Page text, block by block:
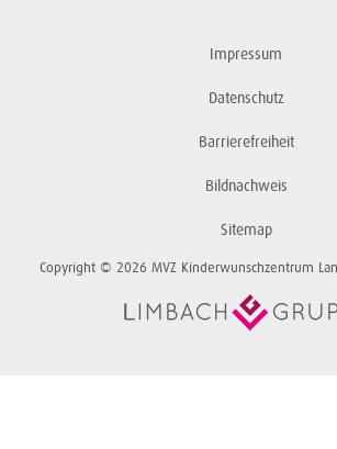
Impressum
Datenschutz
Barrierefreiheit
Bildnachweis
Sitemap
Copyright © 2026 MVZ Kinderwunschzentrum